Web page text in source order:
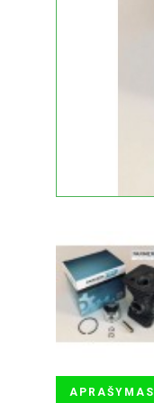
APRAŠYMAS